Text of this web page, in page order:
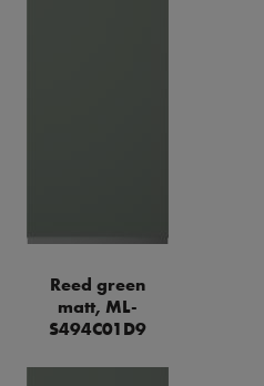
Reed green
matt, ML-
S494C01D9